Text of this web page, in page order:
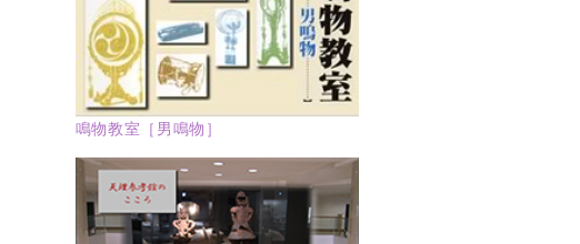
鳴物教室［男鳴物］